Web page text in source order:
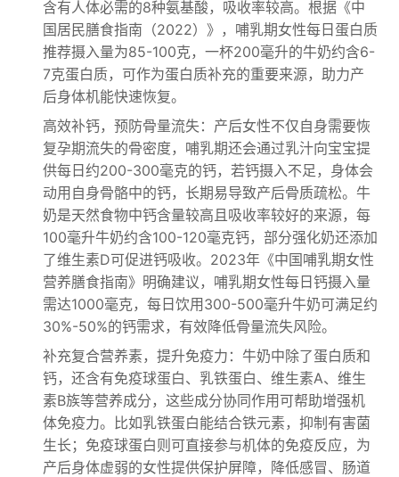
含有人体必需的8种氨基酸，吸收率较高。根据《中
国居民膳食指南（2022）》，哺乳期女性每日蛋白质
推荐摄入量为85-100克，一杯200毫升的牛奶约含6-
7克蛋白质，可作为蛋白质补充的重要来源，助力产
后身体机能快速恢复。
高效补钙，预防骨量流失：产后女性不仅自身需要恢
复孕期流失的骨密度，哺乳期还会通过乳汁向宝宝提
供每日约200-300毫克的钙，若钙摄入不足，身体会
动用自身骨骼中的钙，长期易导致产后骨质疏松。牛
奶是天然食物中钙含量较高且吸收率较好的来源，每
100毫升牛奶约含100-120毫克钙，部分强化奶还添加
了维生素D可促进钙吸收。2023年《中国哺乳期女性
营养膳食指南》明确建议，哺乳期女性每日钙摄入量
需达1000毫克，每日饮用300-500毫升牛奶可满足约
30%-50%的钙需求，有效降低骨量流失风险。
补充复合营养素，提升免疫力：牛奶中除了蛋白质和
钙，还含有免疫球蛋白、乳铁蛋白、维生素A、维生
素B族等营养成分，这些成分协同作用可帮助增强机
体免疫力。比如乳铁蛋白能结合铁元素，抑制有害菌
生长；免疫球蛋白则可直接参与机体的免疫反应，为
产后身体虚弱的女性提供保护屏障，降低感冒、肠道